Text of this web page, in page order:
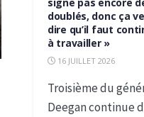
doublés, donc ça
dire qu’il faut
à travailler »
16 JUILLET 2026
Troisième du
Deegan continue